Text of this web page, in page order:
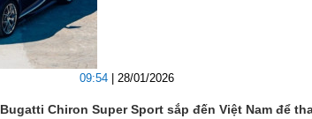
09:54 | 28/01/2026
Bugatti Chiron Super Sport sắp đến Việt Nam để